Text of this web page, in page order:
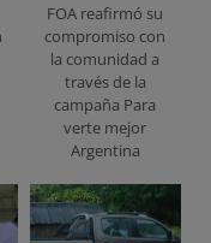
FOA reafirmó su
compromiso con
la comunidad a
través de la
campaña Para
verte mejor
Argentina